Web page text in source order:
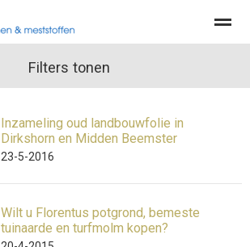
Actueel Organisatie
Nieuws Locatie Contact
Filters tonen
Inzameling oud landbouwfolie in
Dirkshorn en Midden Beemster
23-5-2016
Wilt u Florentus potgrond, bemeste
tuinaarde en turfmolm kopen?